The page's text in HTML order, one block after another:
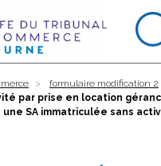
formulaire modification 2
par prise en location
SA immatriculée sans